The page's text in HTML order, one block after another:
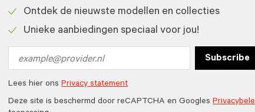
icon
icon
Ontdek de nieuwste modellen en collecties
Unieke aanbiedingen speciaal voor jou!
address
Subscribe
Lees hier onsPrivacy statement
Deze site is beschermd door reCAPTCHA en Googles